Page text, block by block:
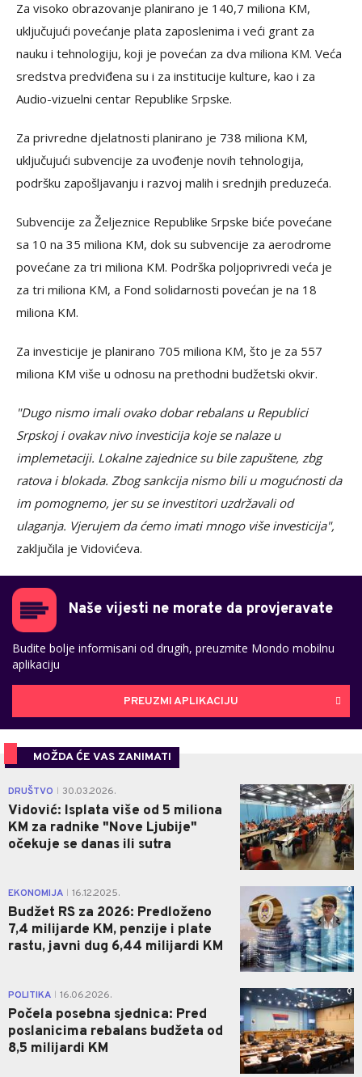
Za visoko obrazovanje planirano je 140,7 miliona KM,
uključujući povećanje plata zaposlenima i veći grant za
nauku i tehnologiju, koji je povećan za dva miliona KM. Veća
sredstva predviđena su i za institucije kulture, kao i za
Audio-vizuelni centar Republike Srpske.
Za privredne djelatnosti planirano je 738 miliona KM,
uključujući subvencije za uvođenje novih tehnologija,
podršku zapošljavanju i razvoj malih i srednjih preduzeća.
Subvencije za Željeznice Republike Srpske biće povećane
sa 10 na 35 miliona KM, dok su subvencije za aerodrome
povećane za tri miliona KM. Podrška poljoprivredi veća je
za tri miliona KM, a Fond solidarnosti povećan je na 18
miliona KM.
Za investicije je planirano 705 miliona KM, što je za 557
miliona KM više u odnosu na prethodni budžetski okvir.
"Dugo nismo imali ovako dobar rebalans u Republici
Srpskoj i ovakav nivo investicija koje se nalaze u
implemetaciji. Lokalne zajednice su bile zapuštene, zbg
ratova i blokada. Zbog sankcija nismo bili u mogućnosti da
im pomognemo, jer su se investitori uzdržavali od
ulaganja. Vjerujem da ćemo imati mnogo više investicija",
zaključila je Vidovićeva.
Naše vijesti ne morate da provjeravate
Budite bolje informisani od drugih, preuzmite Mondo mobilnu
aplikaciju
PREUZMI APLIKACIJU
MOŽDA ĆE VAS ZANIMATI
DRUŠTVO 30.03.2026.
Vidović: Isplata više od 5 miliona
KM za radnike "Nove Ljubije"
očekuje se danas ili sutra
0
EKONOMIJA 16.12.2025.
Budžet RS za 2026: Predloženo
7,4 milijarde KM, penzije i plate
rastu, javni dug 6,44 milijardi KM
0
POLITIKA 16.06.2026.
Počela posebna sjednica: Pred
poslanicima rebalans budžeta od
8,5 milijardi KM
0